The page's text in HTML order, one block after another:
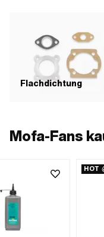
Flachdichtung
Mofa-Fans
HOT